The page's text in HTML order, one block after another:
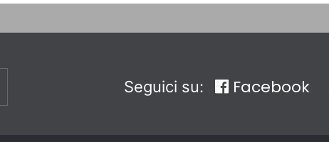
Seguici su: Facebook